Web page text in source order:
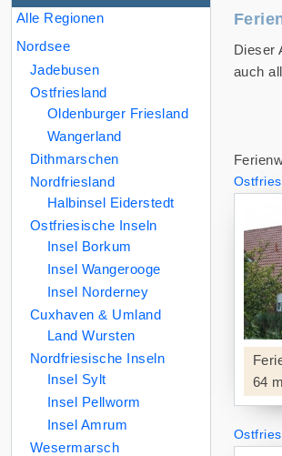
Alle Regionen
Nordsee
Jadebusen
Ostfriesland
Oldenburger Friesland
Wangerland
Dithmarschen
Nordfriesland
Halbinsel Eiderstedt
Ostfriesische Inseln
Insel Borkum
Insel Wangerooge
Insel Norderney
Cuxhaven & Umland
Land Wursten
Nordfriesische Inseln
Insel Sylt
Insel Pellworm
Insel Amrum
Wesermarsch
Dieser
auch
64